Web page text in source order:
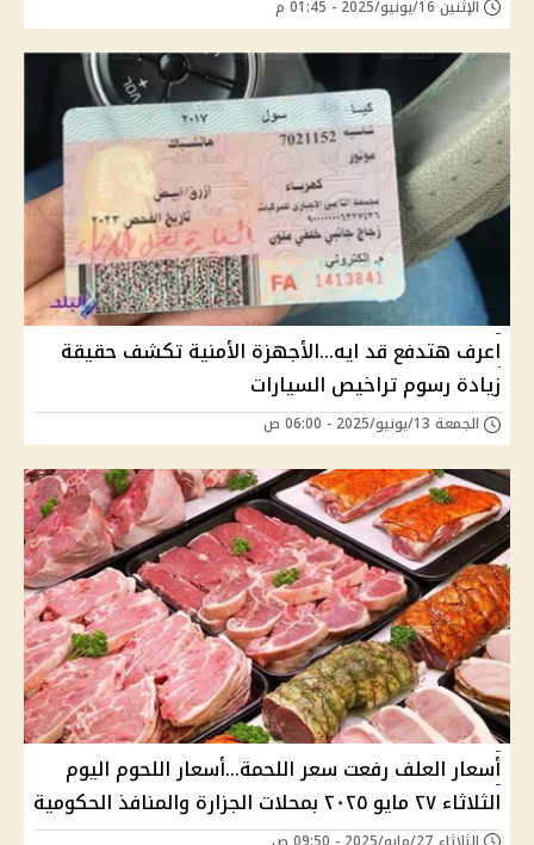
الإثنين 16/يونيو/2025 - 01:45 م
اعرف هتدفع قد ايه...الأجهزة الأمنية تكشف حقيقة
زيادة رسوم تراخيص السيارات
الجمعة 13/يونيو/2025 - 06:00 ص
أسعار العلف رفعت سعر اللحمة...أسعار اللحوم اليوم
الثلاثاء ٢٧ مايو ٢٠٢٥ بمحلات الجزارة والمنافذ الحكومية